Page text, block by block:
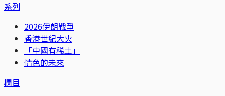
系列
2026伊朗戰爭
香港世紀大火
「中國有稀土」
情色的未來
欄目